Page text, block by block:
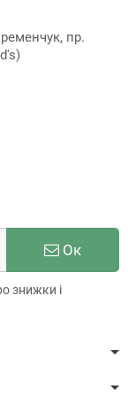
пр.
Ок
знижки і